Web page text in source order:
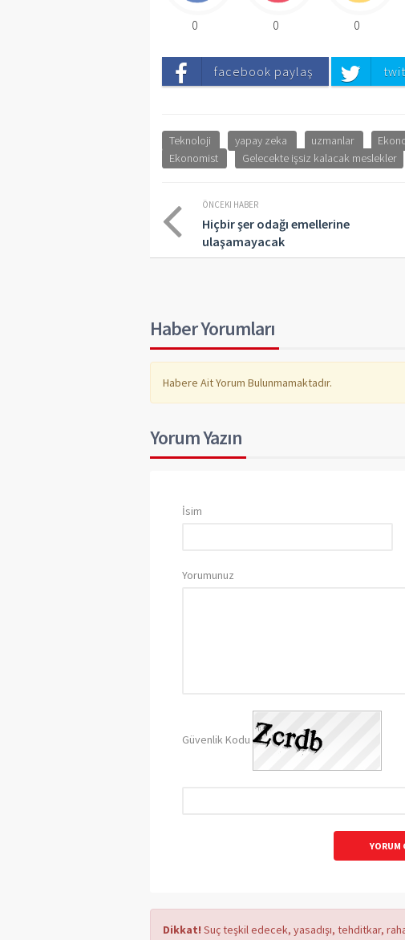
0 0 0
facebook paylaş
Teknoloji yapay zeka uzmanlar
Ekonomist
Gelecekte işsiz kalacak meslekler
ÖNCEKI HABER
Hiçbir şer odağı emellerine
ulaşamayacak
Haber Yorumları
Habere Ait Yorum Bulunmamaktadır.
Yorum Yazın
İsim
Yorumunuz
Güvenlik Kodu
YORUM
Dikkat! Suç teşkil edecek, yasadışı, tehditkar,